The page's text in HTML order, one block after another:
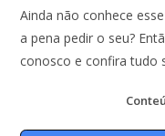
Ainda não conhece
a pena pedir o seu?
conosco e confira tudo